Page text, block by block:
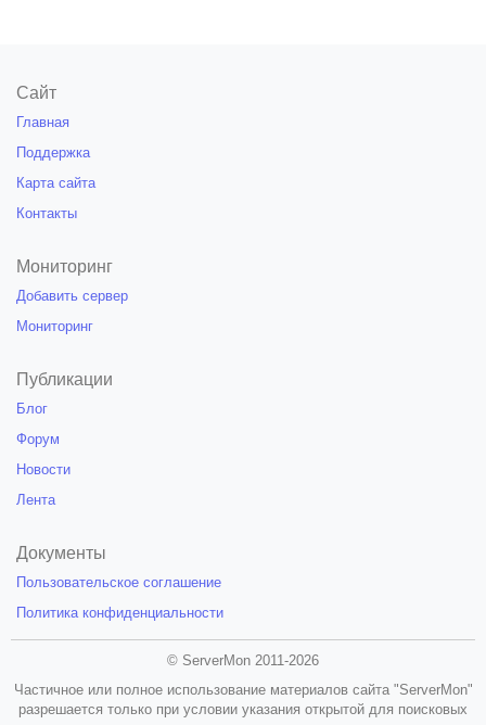
Сайт
Главная
Поддержка
Карта сайта
Контакты
Мониторинг
Добавить сервер
Мониторинг
Публикации
Блог
Форум
Новости
Лента
Документы
Пользовательское соглашение
Политика конфиденциальности
© ServerMon 2011-2026
Частичное или полное использование материалов сайта "ServerMon"
разрешается только при условии указания открытой для поисковых